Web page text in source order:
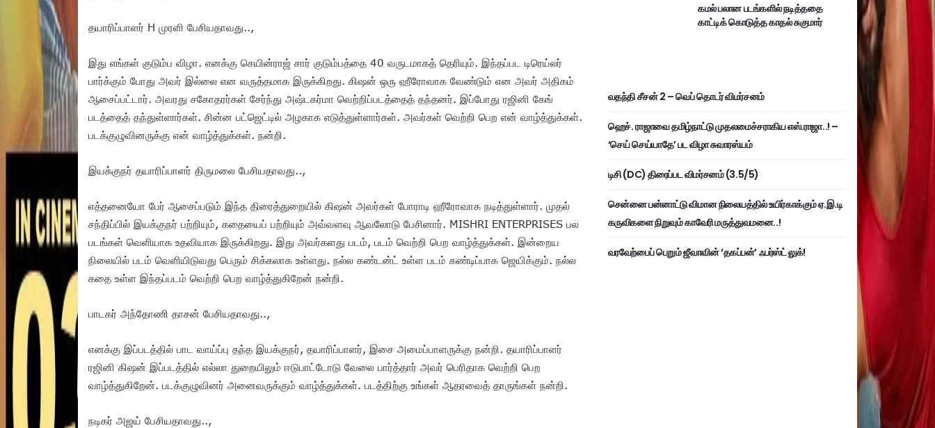
தயாரிப்பாளர் H முரளி பேசியதாவது..,
இது எங்கள் குடும்ப விழா. எனக்கு செயின்ராஜ் சார் குடும்பத்தை 40 வருடமாகத் தெரியும். இந்தப்பட டிரெய்லர்
பார்க்கும் போது அவர் இல்லை என வருத்தமாக இருக்கிறது. கிஷன் ஒரு ஹீரோவாக வேண்டும் என அவர் அதிகம்
ஆசைப்பட்டார். அவரது சகோதரர்கள் சேர்ந்து அஷ்டகர்மா வெற்றிப்படத்தைத் தந்தனர். இப்போது ரஜினி கேங்
படத்தைத் தந்துள்ளார்கள். சின்ன பட்ஜெட்டில் அழகாக எடுத்துள்ளார்கள். அவர்கள் வெற்றி பெற என் வாழ்த்துக்கள்.
படக்குழுவினருக்கு என் வாழ்த்துக்கள். நன்றி.
இயக்குநர் தயாரிப்பாளர் திருமலை பேசியதாவது..,
எத்தனையோ பேர் ஆசைப்படும் இந்த திரைத்துறையில் கிஷன் அவர்கள் போராடி ஹீரோவாக நடித்துள்ளார். முதல்
சந்திப்பில் இயக்குநர் பற்றியும், கதையைப் பற்றியும் அவ்வளவு ஆவலோடு பேசினார். MISHRI ENTERPRISES பல
படங்கள் வெளியாக உதவியாக இருக்கிறது. இது அவர்களது படம், படம் வெற்றி பெற வாழ்த்துக்கள். இன்றைய
நிலையில் படம் வெளியிடுவது பெரும் சிக்கலாக உள்ளது. நல்ல கண்டன்ட் உள்ள படம் கண்டிப்பாக ஜெயிக்கும். நல்ல
கதை உள்ள இந்தப்படம் வெற்றி பெற வாழ்த்துகிறேன் நன்றி.
பாடகர் அந்தோணி தாசன் பேசியதாவது..,
எனக்கு இப்படத்தில் பாட வாய்ப்பு தந்த இயக்குநர், தயாரிப்பாளர், இசை அமைப்பாளருக்கு நன்றி. தயாரிப்பாளர்
ரஜினி கிஷன் இப்படத்தில் எல்லா துறையிலும் ஈடுபாட்டோடு வேலை பார்த்தார் அவர் பெரிதாக வெற்றி பெற
வாழ்த்துகிறேன். படக்குழுவினர் அனைவருக்கும் வாழ்த்துக்கள். படத்திற்கு உங்கள் ஆதரவைத் தாருங்கள் நன்றி.
நடிகர் அஜய் பேசியதாவது..,
கமல் பலான படங்களில் நடித்ததை
காட்டிக் கொடுத்த காதல் சுகுமார்
வதந்தி சீசன் 2 – வெப் தொடர் விமர்சனம்
ஹெச். ராஜாவை தமிழ்நாட்டு முதலமைச்சராகிய எஸ்.ராஜா..! –
‘செய் செய்யாதே’ பட விழா சுவாரஸ்யம்
டிசி (DC) திரைப்பட விமர்சனம் (3.5/5)
சென்னை பன்னாட்டு விமான நிலையத்தில் உயிர்காக்கும் ஏ.இ.டி
கருவிகளை நிறுவும் காவேரி மருத்துவமனை..!
வரவேற்பைப் பெறும் ஜீவாவின் ‘தகப்பன்’ ஃபர்ஸ்ட் லுக்!